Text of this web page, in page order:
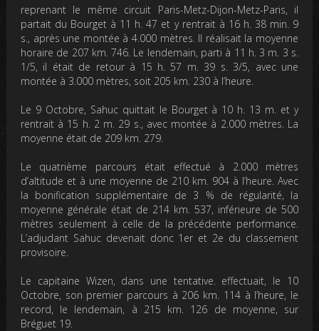
reprenant le même circuit Paris-Metz-Dijon-Metz-Paris, il
partait du Bourget à 11 h. 47 et y rentrait à 16 h. 38 min. 9
s., après une montée à 4.000 mètres. Il réalisait la moyenne
horaire de 207 km. 746. Le lendemain, parti à 11 h. 3 m. 3 s.
1/5, il était de retour à 15 h. 57 m. 39 s. 3/5, avec une
montée à 3.000 mètres, soit 205 km. 230 à l’heure.
Le 9 Octobre, Sahuc quittait le Bourget à 10 h. 13 m. et y
rentrait à 15 h. 2 m. 29 s., avec montée à 2.000 mètres. La
moyenne était de 209 km. 279.
Le quatrième parcours était effectué à 2.000 mètres
d’altitude et à une moyenne de 210 km. 904 à l’heure. Avec
la bonification supplémentaire de 3 % de régularité, la
moyenne générale était de 214 km. 537, inférieure de 500
mètres seulement à celle de la précédente performance.
L’adjudant Sahuc devenait donc 1er et 2e du classement
provisoire.
Le capitaine Wizen, dans une tentative. effectuait, le 10
Octobre, son premier parcours à 206 km. 114 à l’heure, le
record, le lendemain, à 215 km. 126 de moyenne, sur
Bréguet 19.